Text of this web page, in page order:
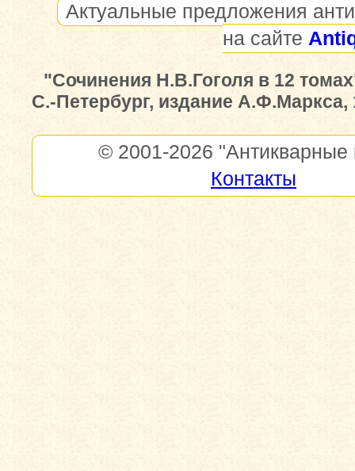
Актуальные предложения
на сайте
"Сочинения Н.В.Гоголя в 12
С.-Петербург, издание А.Ф.Маркса,
© 2001-2026 "Антикварные
Контакты